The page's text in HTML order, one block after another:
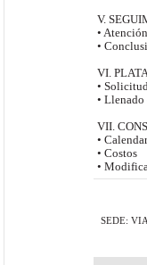
V.
•
•
VI.
•
• Llenado
VII.
•
• Costos
•
SEDE: